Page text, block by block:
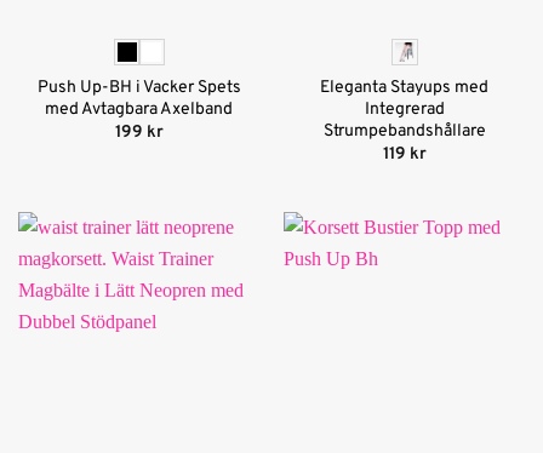
Push Up-BH i Vacker Spets
med Avtagbara Axelband
199 kr
Eleganta Stayups med
Integrerad
Strumpebandshållare
119 kr